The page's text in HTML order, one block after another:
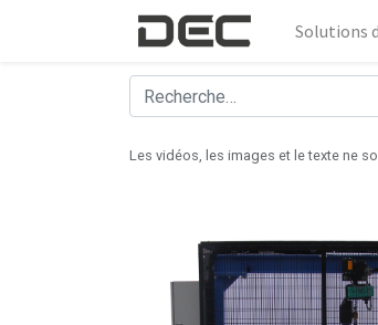
Solutions
Les vidéos, les images et le texte ne